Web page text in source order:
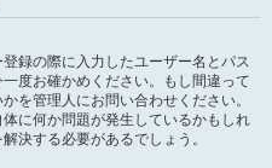
録の際に入力したユーザー名とパス
度お確かめください。もし間違って
を管理人にお問い合わせください。
に何か問題が発生しているかもしれ
決する必要があるでしょう。